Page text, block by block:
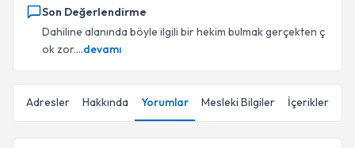
Son Değerlendirme
Dahiline alanında böyle ilgili bir hekim bulmak gerçekten ç
ok zor....devamı
Adresler Hakkında Yorumlar Mesleki Bilgiler İçerikler